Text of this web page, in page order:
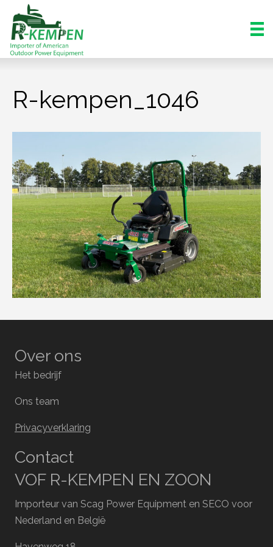
R-kempen_1046
Over ons
Het bedrijf
Ons team
Privacyverklaring
Contact
VOF R-KEMPEN EN ZOON
Importeur van Scag Power Equipment en SECO voor
Nederland en België